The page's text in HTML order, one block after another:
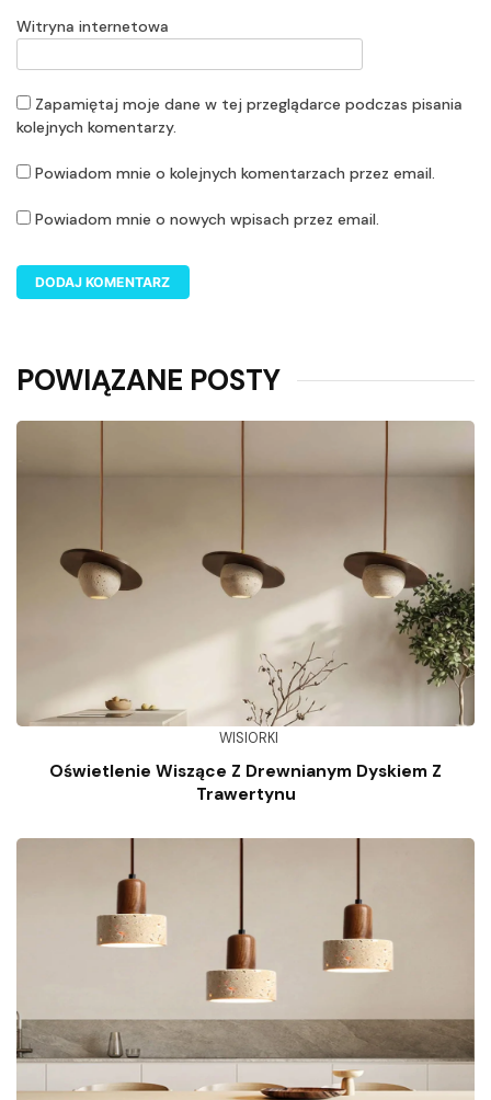
Witryna internetowa
Zapamiętaj moje dane w tej przeglądarce podczas pisania
kolejnych komentarzy.
Powiadom mnie o kolejnych komentarzach przez email.
Powiadom mnie o nowych wpisach przez email.
POWIĄZANE POSTY
WISIORKI
Oświetlenie Wiszące Z Drewnianym Dyskiem Z
Trawertynu